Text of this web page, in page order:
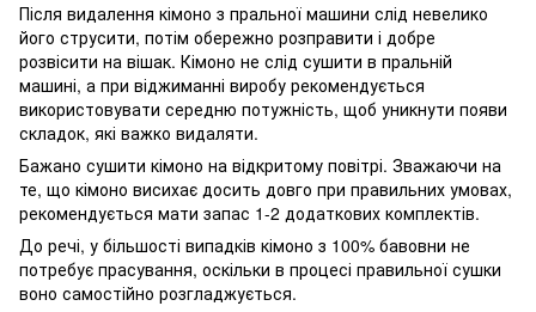
Після видалення кімоно з пральної машини слід невелико
його струсити, потім обережно розправити і добре
розвісити на вішак. Кімоно не слід сушити в пральній
машині, а при віджиманні виробу рекомендується
використовувати середню потужність, щоб уникнути появи
складок, які важко видаляти.
Бажано сушити кімоно на відкритому повітрі. Зважаючи на
те, що кімоно висихає досить довго при правильних умовах,
рекомендується мати запас 1-2 додаткових комплектів.
До речі, у більшості випадків кімоно з 100% бавовни не
потребує прасування, оскільки в процесі правильної сушки
воно самостійно розгладжується.